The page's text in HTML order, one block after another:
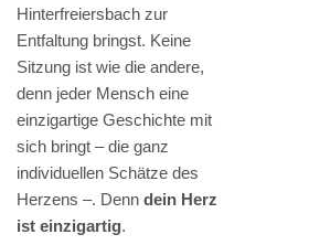
Hinterfreiersbach zur
Entfaltung bringst. Keine
Sitzung ist wie die andere,
denn jeder Mensch eine
einzigartige Geschichte mit
sich bringt – die ganz
individuellen Schätze des
Herzens –. Denn dein Herz
ist einzigartig.